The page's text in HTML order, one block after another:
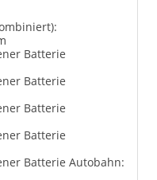
Batterie
Batterie
Batterie
Batterie
Batterie Autobahn: